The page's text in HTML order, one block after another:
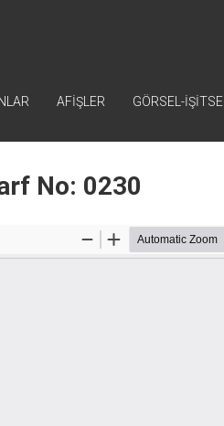
AFİŞLER GÖRSEL-İŞİTSEL
No: 0230